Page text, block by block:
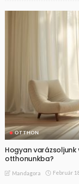
OTTHON
Hogyan
otthonunkba?
Mandagora Február